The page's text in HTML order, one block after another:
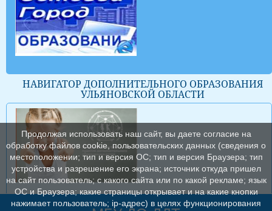
НАВИГАТОР ДОПОЛНИТЕЛЬНОГО ОБРАЗОВАНИЯ
УЛЬЯНОВСКОЙ ОБЛАСТИ
Продолжая использовать наш сайт, вы даете согласие на
обработку файлов cookie, пользовательских данных (сведения о
местоположении; тип и версия ОС; тип и версия Браузера; тип
устройства и разрешение его экрана; источник откуда пришел
на сайт пользователь; с какого сайта или по какой рекламе; язык
ОС и Браузера; какие страницы открывает и на какие кнопки
нажимает пользователь; ip-адрес) в целях функционирования